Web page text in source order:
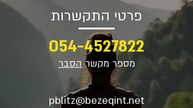
פרטי התקשרות
054-4527822
מספר מקשר הסבר
pblitz@bezeqint.net